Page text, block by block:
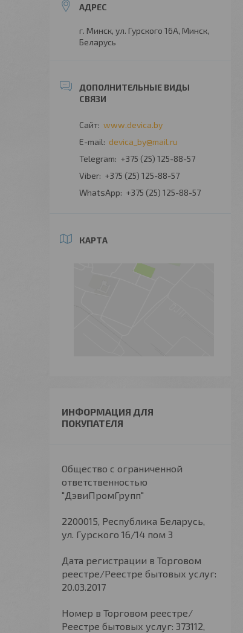
г. Минск, ул. Гурского 16А, Минск,
Беларусь
www.devica.by
devica_by@mail.ru
+375 (25) 125-88-57
+375 (25) 125-88-57
+375 (25) 125-88-57
КАРТА
ИНФОРМАЦИЯ ДЛЯ
ПОКУПАТЕЛЯ
Общество с ограниченной
ответственностью
"ДэвиПромГрупп"
2200015, Республика Беларусь,
ул. Гурского 16/14 пом 3
Дата регистрации в Торговом
реестре/Реестре бытовых услуг:
20.03.2017
Номер в Торговом реестре/
Реестре бытовых услуг: 373112,